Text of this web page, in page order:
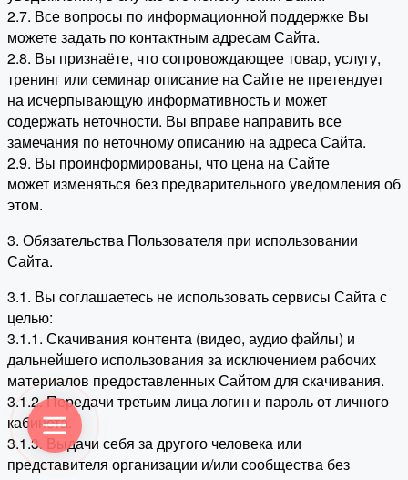
2.7. Все вопросы по информационной поддержке Вы
можете задать по контактным адресам Сайта.
2.8. Вы признаёте, что сопровождающее товар, услугу,
тренинг или семинар описание на Сайте не претендует
на исчерпывающую информативность и может
содержать неточности. Вы вправе направить все
замечания по неточному описанию на адреса Сайта.
2.9. Вы проинформированы, что цена на Сайте
может изменяться без предварительного уведомления об
этом.
3. Обязательства Пользователя при использовании
Сайта.
3.1. Вы соглашаетесь не использовать сервисы Сайта с
целью:
3.1.1. Скачивания контента (видео, аудио файлы) и
дальнейшего использования за исключением рабочих
материалов предоставленных Сайтом для скачивания.
3.1.2. Передачи третьим лица логин и пароль от личного
кабинета.
3.1.3. Выдачи себя за другого человека или
представителя организации и/или сообщества без